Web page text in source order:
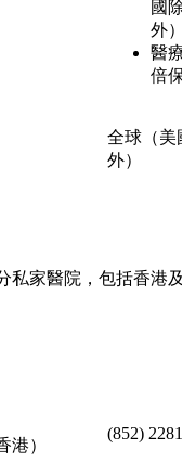
國
外
醫
倍
全球（美
外）
私家醫院，包括香港
港）
(852)